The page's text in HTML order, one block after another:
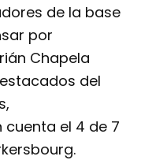
de la base
por
Chapela
del
cuenta el 4 de 7